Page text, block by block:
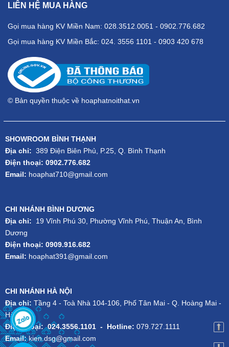
LIÊN HỆ MUA HÀNG
Gọi mua hàng KV Miền Nam: 028.3512.0051 - 0902.776.682
Gọi mua hàng KV Miền Bắc: 024. 3556 1101 - 0903 420 678
© Bản quyền thuộc về hoaphatnoithat.vn
SHOWROOM BÌNH THẠNH
Địa chỉ: 389 Điện Biên Phủ, P.25, Q. Bình Thạnh
Điện thoại: 0902.776.682
Email: hoaphat710@gmail.com
CHI NHÁNH BÌNH DƯƠNG
Địa chỉ: 19 Vĩnh Phú 30, Phường Vĩnh Phú, Thuận An, Bình
Dương
Điện thoại: 0909.916.682
Email: hoaphat391@gmail.com
CHI NHÁNH HÀ NỘI
Địa chỉ: Tầng 4 - Toà Nhà 104-106, Phố Tân Mai - Q. Hoàng Mai -
Hà Nội
Điện thoại: 024.3556.1101- Hotline: 079.727.1111
Email:kien.dsg@gmail.com